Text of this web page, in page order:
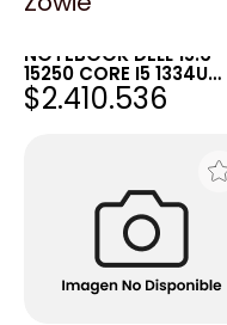
NOTEBOOK DELL 15.6
15250 CORE I5 1334U
32GB DDR5 2TB SSD
NEGRO
$2.410.536